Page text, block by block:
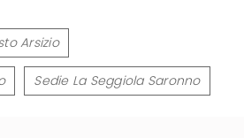
Arsizio
Sedie La Seggiola Saronno